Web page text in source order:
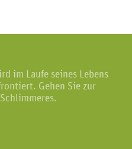
im Laufe seines Lebens
Gehen Sie zur